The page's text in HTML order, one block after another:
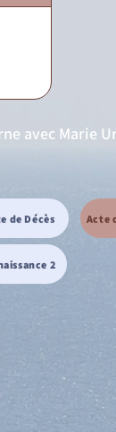
avec Marie
de Décès
2
Acte